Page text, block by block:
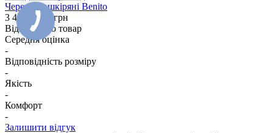
Черевики шкіряні Benito
3 498
2 798 грн
Відгуки про товар
Середня оцінка
-
Відповідність розміру
-
Якість
-
Комфорт
-
Залишити відгук